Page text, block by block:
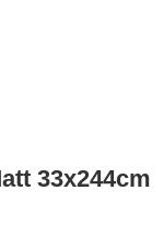
33x244cm